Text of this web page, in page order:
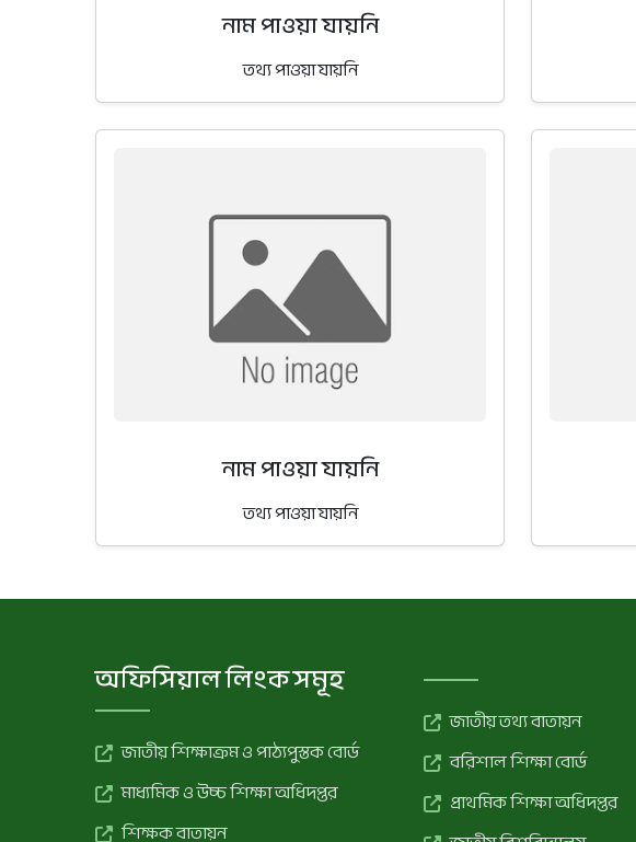
নাম পাওয়া যায়নি
তথ্য পাওয়া যায়নি
নাম পাওয়া যায়নি
তথ্য পাওয়া যায়নি
অফিসিয়াল লিংক সমূহ
জাতীয় শিক্ষাক্রম ও পাঠ্যপুস্তক বোর্ড
মাধ্যমিক ও উচ্চ শিক্ষা অধিদপ্তর
শিক্ষক বাতায়ন
জাতীয় তথ্য বাতায়ন
বরিশাল শিক্ষা বোর্ড
প্রাথমিক শিক্ষা অধিদপ্তর